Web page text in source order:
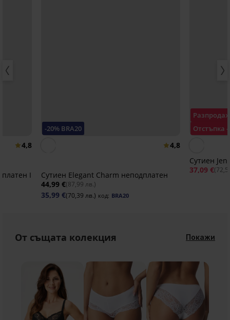
4,8
I
-20% BRA20
4,8
Сутиен Elegant Charm неподплатен
44,99 €(87,99 лв.)
35,99 €(70,39 лв.) код: BRA20
Отстъпка -
Сутиен
37,09 €
От същата колекция Покажи